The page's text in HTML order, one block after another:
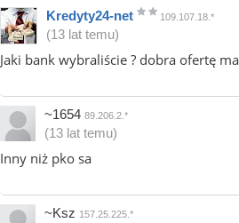
Kredyty24-net 109.107.18.*
(13 lat temu)
Jaki bank wybraliście ? dobra ofertę ma
~1654 89.206.2.*
(13 lat temu)
Inny niż pko sa
~Ksz 157.25.225.*